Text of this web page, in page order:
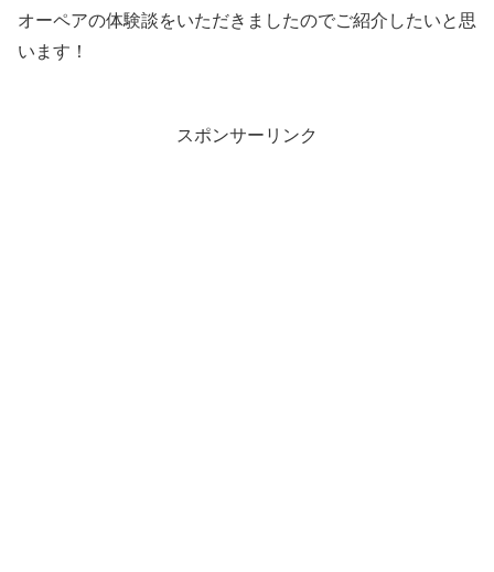
オーペアの体験談をいただきましたのでご紹介したいと思
います！
スポンサーリンク